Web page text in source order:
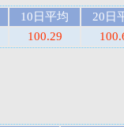
10日平均
20日
100.29